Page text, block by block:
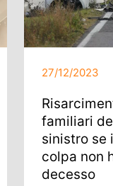
27/12/2023
familiari
sinistro se
colpa non
decesso